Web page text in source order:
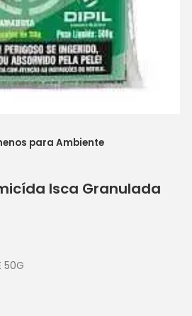
para Ambiente
Isca Granulada
50G